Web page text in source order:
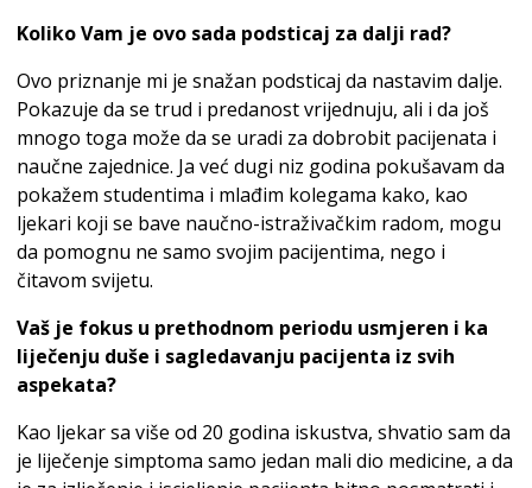
Koliko Vam je ovo sada podsticaj za dalji rad?
Ovo priznanje mi je snažan podsticaj da nastavim dalje.
Pokazuje da se trud i predanost vrijednuju, ali i da još
mnogo toga može da se uradi za dobrobit pacijenata i
naučne zajednice. Ja već dugi niz godina pokušavam da
pokažem studentima i mlađim kolegama kako, kao
ljekari koji se bave naučno-istraživačkim radom, mogu
da pomognu ne samo svojim pacijentima, nego i
čitavom svijetu.
Vaš je fokus u prethodnom periodu usmjeren i ka
liječenju duše i sagledavanju pacijenta iz svih
aspekata?
Kao ljekar sa više od 20 godina iskustva, shvatio sam da
je liječenje simptoma samo jedan mali dio medicine, a da